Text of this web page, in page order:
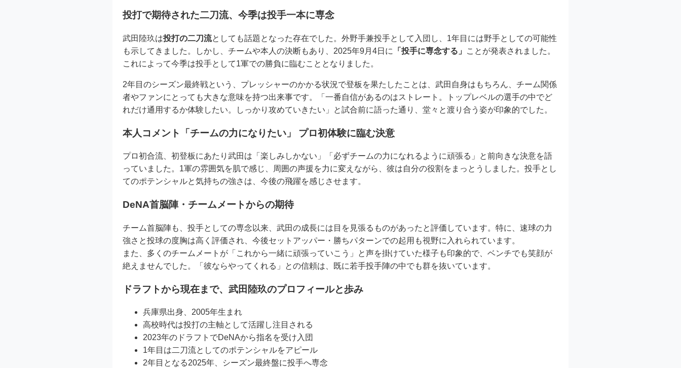
投打で期待された二刀流、今季は投手一本に専念
武田陸玖は投打の二刀流としても話題となった存在でした。外野手兼投手として入団し、1年目には野手としての可能性
も示してきました。しかし、チームや本人の決断もあり、2025年9月4日に
「投手に専念する」
ことが発表されました。
これによって今季は投手として1軍での勝負に臨むこととなりました。
2年目のシーズン最終戦という、プレッシャーのかかる状況で登板を果たしたことは、武田自身はもちろん、チーム関係
者やファンにとっても大きな意味を持つ出来事です。「一番自信があるのはストレート。トップレベルの選手の中でど
れだけ通用するか体験したい。しっかり攻めていきたい」と試合前に語った通り、堂々と渡り合う姿が印象的でした。
本人コメント「チームの力になりたい」 プロ初体験に臨む決意
プロ初合流、初登板にあたり武田は「楽しみしかない」「必ずチームの力になれるように頑張る」と前向きな決意を語
っていました。1軍の雰囲気を肌で感じ、周囲の声援を力に変えながら、彼は自分の役割をまっとうしました。投手とし
てのポテンシャルと気持ちの強さは、今後の飛躍を感じさせます。
DeNA首脳陣・チームメートからの期待
チーム首脳陣も、投手としての専念以来、武田の成長には目を見張るものがあったと評価しています。特に、速球の力
強さと投球の度胸は高く評価され、今後セットアッパー・勝ちパターンでの起用も視野に入れられています。
また、多くのチームメートが「これから一緒に頑張っていこう」と声を掛けていた様子も印象的で、ベンチでも笑顔が
絶えませんでした。「彼ならやってくれる」との信頼は、既に若手投手陣の中でも群を抜いています。
ドラフトから現在まで、武田陸玖のプロフィールと歩み
兵庫県出身、2005年生まれ
高校時代は投打の主軸として活躍し注目される
2023年のドラフトでDeNAから指名を受け入団
1年目は二刀流としてのポテンシャルをアピール
2年目となる2025年、シーズン最終盤に投手へ専念